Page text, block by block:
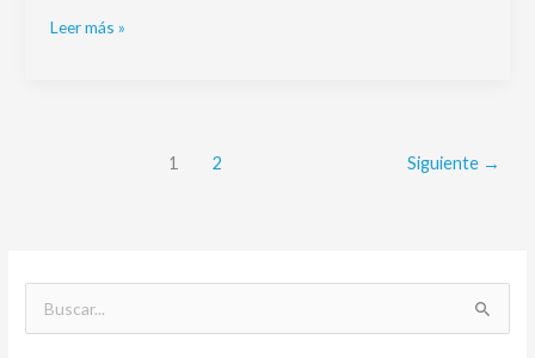
Leer más »
1 2 Siguiente →